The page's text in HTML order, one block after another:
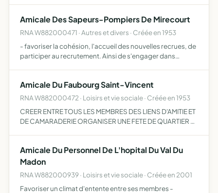
Départementale, …
Amicale Des Sapeurs-Pompiers De Mirecourt
RNA W882000471 · Autres et divers · Créée en 1953
- favoriser la cohésion, l'accueil des nouvelles recrues, de
participer au recrutement. Ainsi de s'engager dans
Amicale Du Faubourg Saint-Vincent
RNA W882000472 · Loisirs et vie sociale · Créée en 1953
CREER ENTRE TOUS LES MEMBRES DES LIENS D'AMITIE ET
DE CAMARADERIE ORGANISER UNE FETE DE QUARTIER ET
Amicale Du Personnel De L'hopital Du Val Du
Madon
RNA W882000939 · Loisirs et vie sociale · Créée en 2001
Favoriser un climat d'entente entre ses membres -